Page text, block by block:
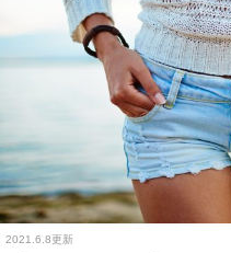
2021.6.8更新